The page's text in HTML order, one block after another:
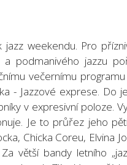
weekendu. Pro
podmanivého jazzu
večernímu
- Jazzové exprese. Do
v expresivní poloze.
Je to průřez jeho
Chicka Coreu, Elvina
větší bandy letního